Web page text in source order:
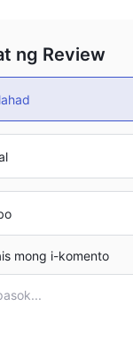
kita, ito rin ay may
ILimits Invest ay nag-
komisyon.
na komisyon na
trade
mga preference.
ng Review
mong i-komento